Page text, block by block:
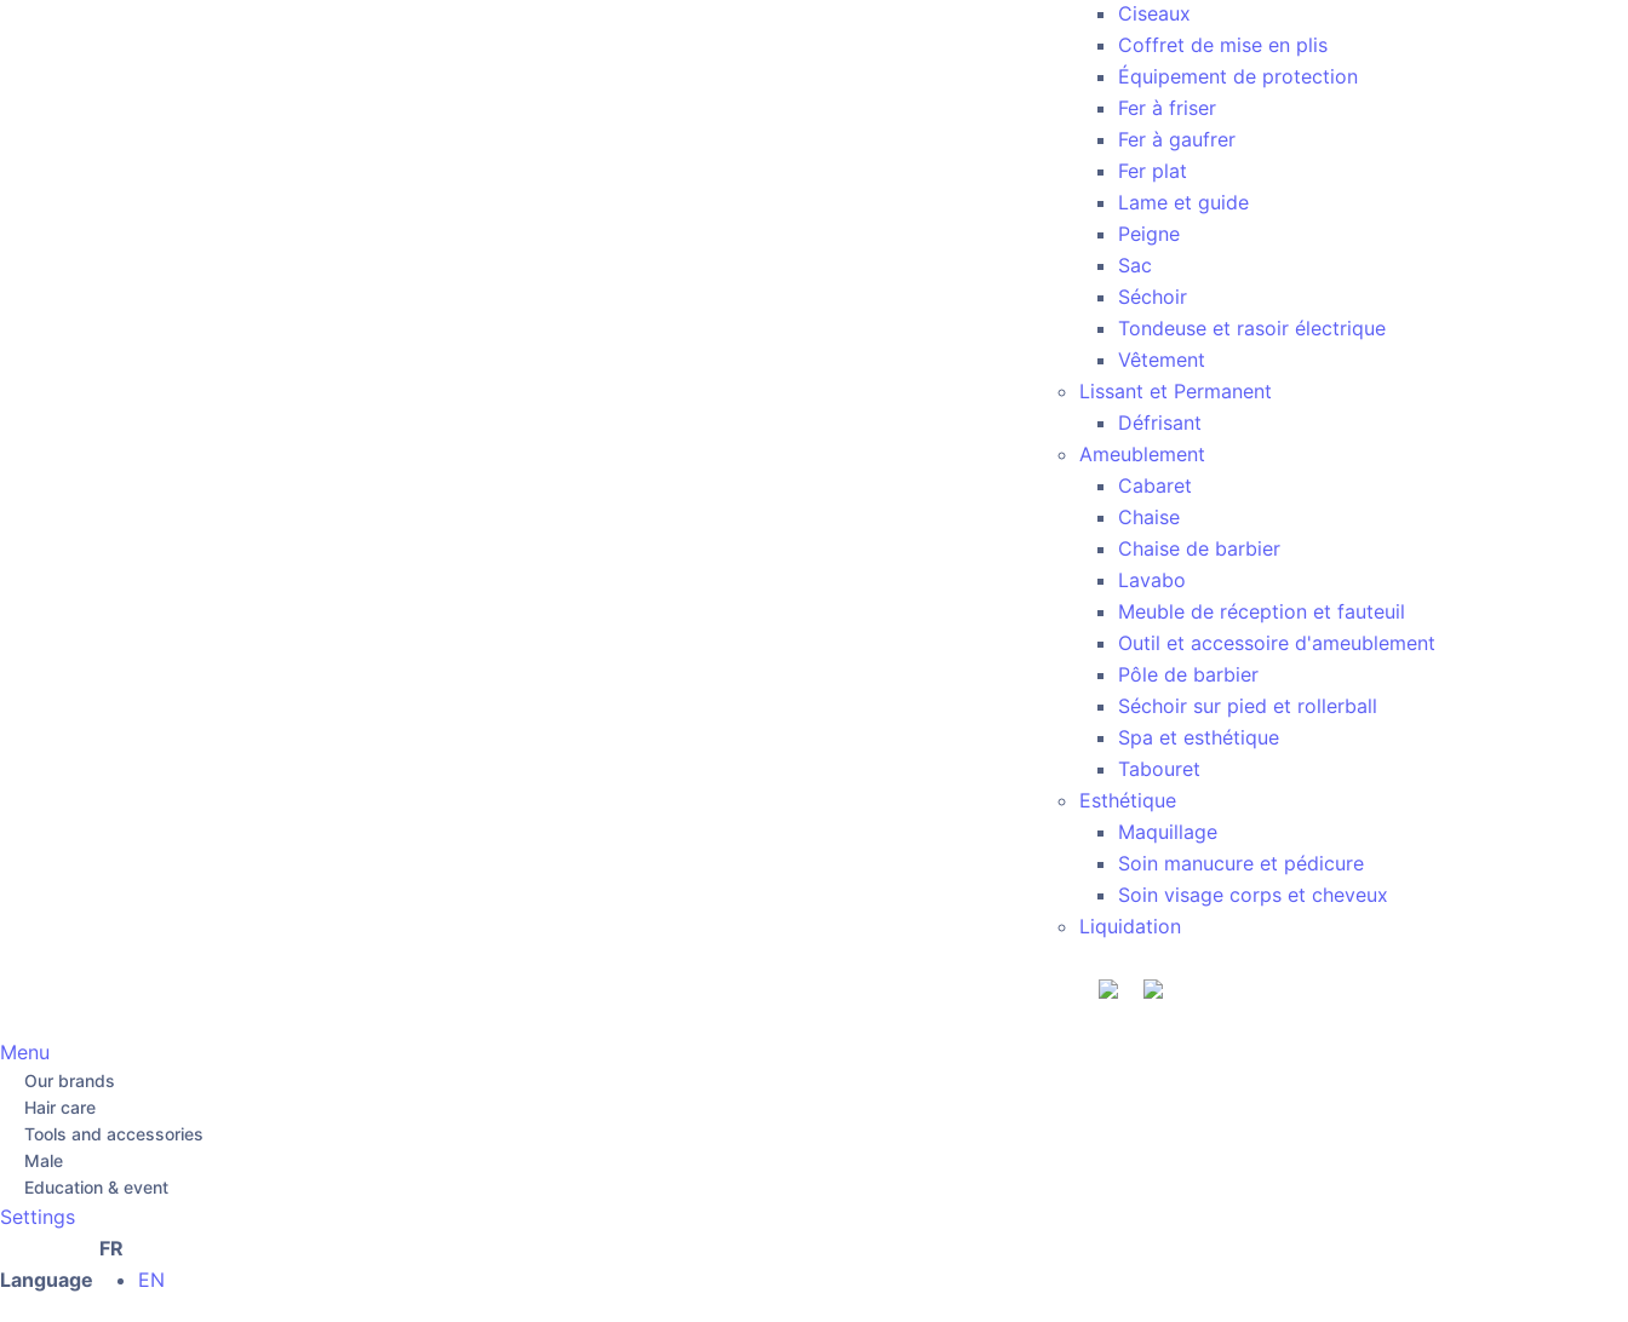
Ciseaux
Coffret de mise en plis
Équipement de protection
Fer à friser
Fer à gaufrer
Fer plat
Lame et guide
Peigne
Sac
Séchoir
Tondeuse et rasoir électrique
Vêtement
Lissant et Permanent
Défrisant
Ameublement
Cabaret
Chaise
Chaise de barbier
Lavabo
Meuble de réception et fauteuil
Outil et accessoire d'ameublement
Pôle de barbier
Séchoir sur pied et rollerball
Spa et esthétique
Tabouret
Esthétique
Maquillage
Soin manucure et pédicure
Soin visage corps et cheveux
Liquidation
Menu
Our brands
Hair care
Tools and accessories
Male
Education & event
Settings
Language
FR
EN